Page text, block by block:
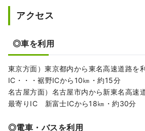
アクセス
◎車を利用
東京方面）東京都内から東名高速道路を
IC・・・裾野ICから10㎞・約15分
名古屋方面）名古屋市内から新東名高速
最寄りIC 新富士ICから18㎞・約30分
◎電車・バスを利用